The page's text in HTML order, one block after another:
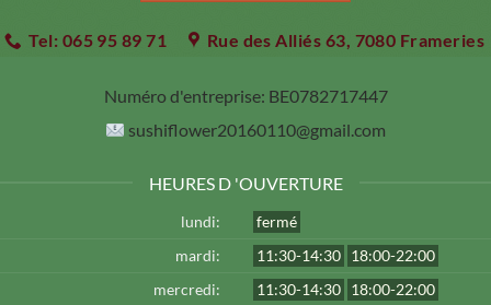
Tel: 065 95 89 71 Rue des Alliés 63, 7080 Frameries
Numéro d'entreprise: BE0782717447
sushiflower20160110@gmail.com
HEURES D 'OUVERTURE
lundi:
fermé
mardi:
11:30-14:30 18:00-22:00
mercredi:
11:30-14:30 18:00-22:00